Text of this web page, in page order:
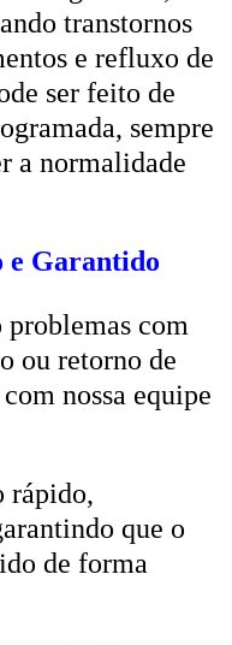
transtornos
e refluxo de
ser feito de
sempre
a normalidade
e Garantido
problemas com
ou retorno de
nossa equipe
rápido,
que o
de forma